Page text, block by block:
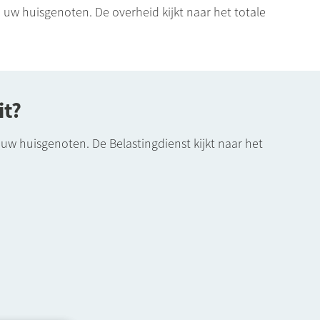
huisgenoten. De overheid kijkt naar het totale
huisgenoten. De Belastingdienst kijkt naar het